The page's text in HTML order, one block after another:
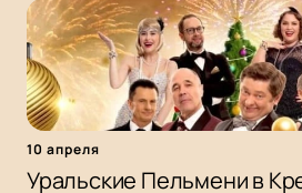
10 апреля
Уральские Пельмени в